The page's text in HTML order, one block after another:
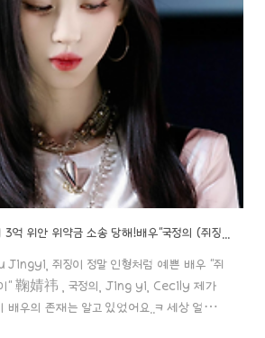
금 소송 당해!배우"국정의 (쥐징이)와 쓰바
의 鞠婧祎, Ju Jingyi, 쥐징이 정말 인형처
정의)"배우 "쥐징이" 鞠婧祎 , 국정의, Jing
지기 전부터 ..
쥐징이 정말 인형처럼 예쁜 배우 "쥐
이" 鞠婧祎 , 국정의, Jing yi, Cecily 제가
우의 존재는 알고 있었어요..ㅋ 세상 얼굴이
본에 천년돌이 있다면 중국에는 사천년돌이